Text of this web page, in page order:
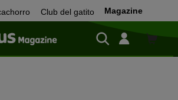
Club del gatito Magazine
Tienda